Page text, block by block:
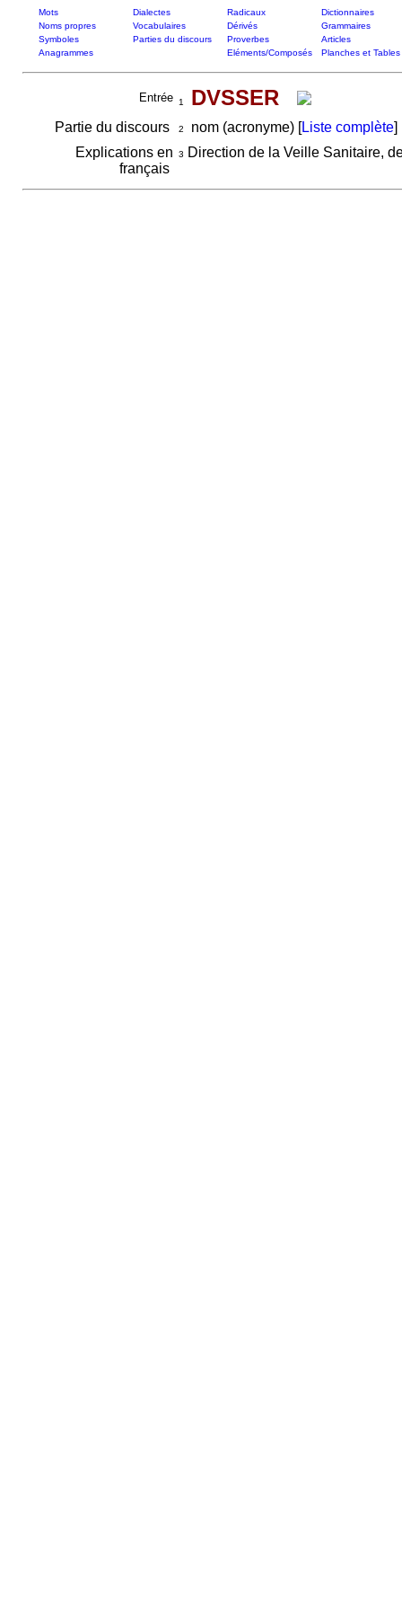
Mots Dialectes Radicaux
Dictionnaires
Noms propres
Vocabulaires Dérivés
Grammaires
Symboles
Parties du discours Proverbes
Articles
Anagrammes
Eléments/Composés Planches et Tables
Entrée 1 DVSSER
Partie du discours 2 nom (acronyme) [Liste complète]
Explications en
français
3 Direction de la Veille Sanitaire,